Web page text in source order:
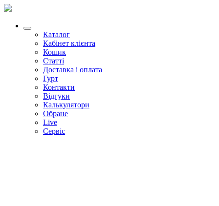
Каталог
Кабінет клієнта
Кошик
Статті
Доставка і оплата
Гурт
Контакти
Відгуки
Калькулятори
Обране
Live
Сервіс